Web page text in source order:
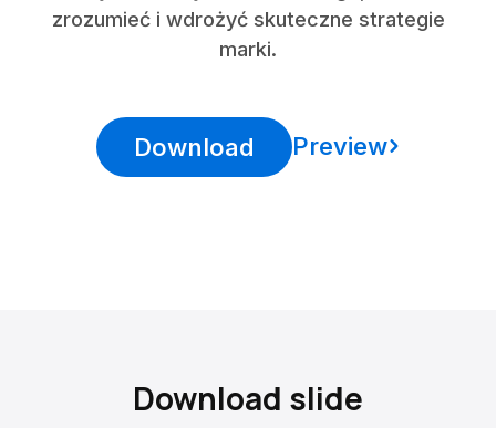
zrozumieć i wdrożyć skuteczne strategie
marki.
Download Preview
Download slide